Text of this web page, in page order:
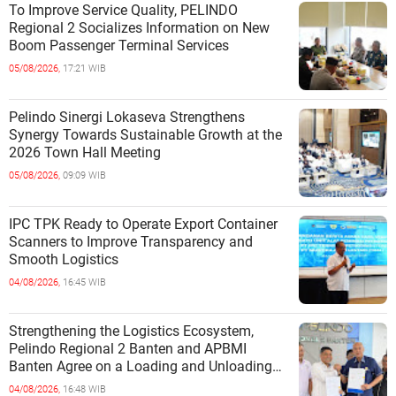
To Improve Service Quality, PELINDO
Regional 2 Socializes Information on New
Boom Passenger Terminal Services
05/08/2026, 17:21 WIB
Pelindo Sinergi Lokaseva Strengthens
Synergy Towards Sustainable Growth at the
2026 Town Hall Meeting
05/08/2026, 09:09 WIB
IPC TPK Ready to Operate Export Container
Scanners to Improve Transparency and
Smooth Logistics
04/08/2026, 16:45 WIB
Strengthening the Logistics Ecosystem,
Pelindo Regional 2 Banten and APBMI
Banten Agree on a Loading and Unloading
Cooperation at Ciwandan Port
04/08/2026, 16:48 WIB